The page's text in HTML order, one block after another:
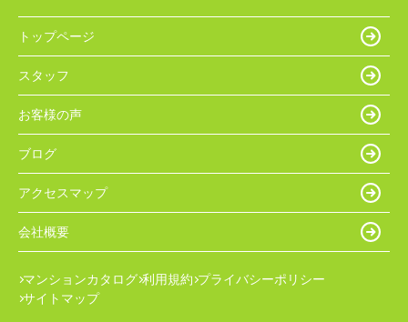
トップページ
スタッフ
お客様の声
ブログ
アクセスマップ
会社概要
マンションカタログ 利用規約 プライバシーポリシー
サイトマップ